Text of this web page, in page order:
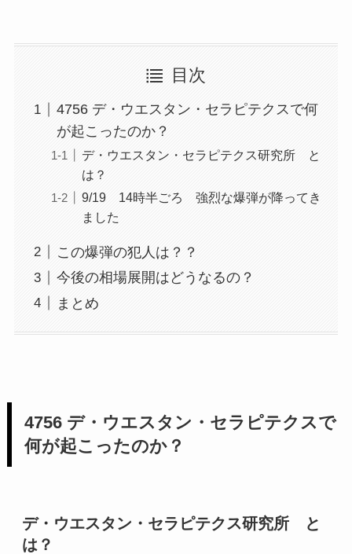
目次
4756 デ・ウエスタン・セラピテクスで何
が起こったのか？
デ・ウエスタン・セラピテクス研究所 と
は？
9/19 14時半ごろ 強烈な爆弾が降ってき
ました
この爆弾の犯人は？？
今後の相場展開はどうなるの？
まとめ
4756 デ・ウエスタン・セラピテクスで
何が起こったのか？
デ・ウエスタン・セラピテクス研究所 と
は？